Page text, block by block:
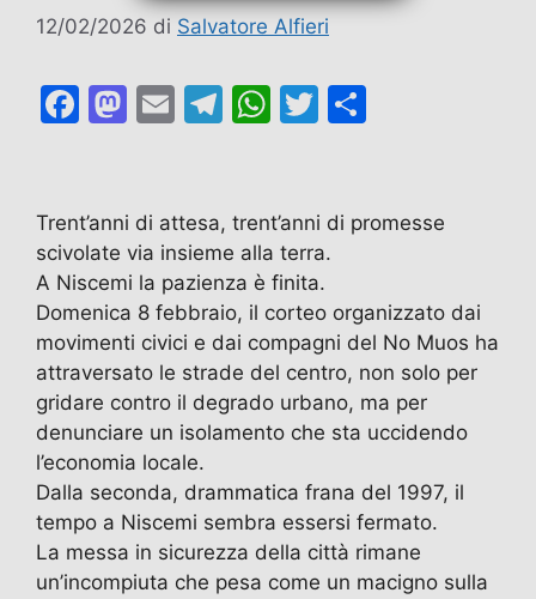
12/02/2026 di Salvatore Alfieri
F
e
b
o
o
k
M
o
d
o
n
E
l
T
gr
a
m
W
s
A
p
p
T
er di
di
Trent’anni di attesa, trent’anni di promesse
scivolate via insieme alla terra.
A Niscemi la pazienza è finita.
Domenica 8 febbraio, il corteo organizzato dai
movimenti civici e dai compagni del No Muos ha
attraversato le strade del centro, non solo per
gridare contro il degrado urbano, ma per
denunciare un isolamento che sta uccidendo
l’economia locale.
​Dalla seconda, drammatica frana del 1997, il
tempo a Niscemi sembra essersi fermato.
La messa in sicurezza della città rimane
un’incompiuta che pesa come un macigno sulla